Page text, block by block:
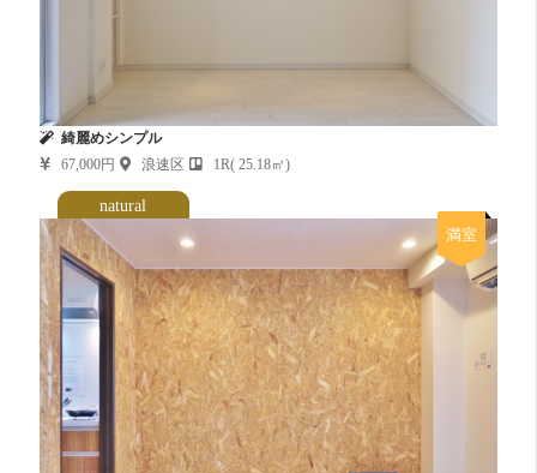
綺麗めシンプル
67,000円
浪速区 1R( 25.18㎡)
natural
満室